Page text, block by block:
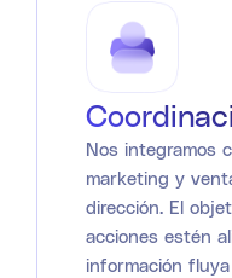
Nos integramos
marketing y
dirección. El
acciones estén
información